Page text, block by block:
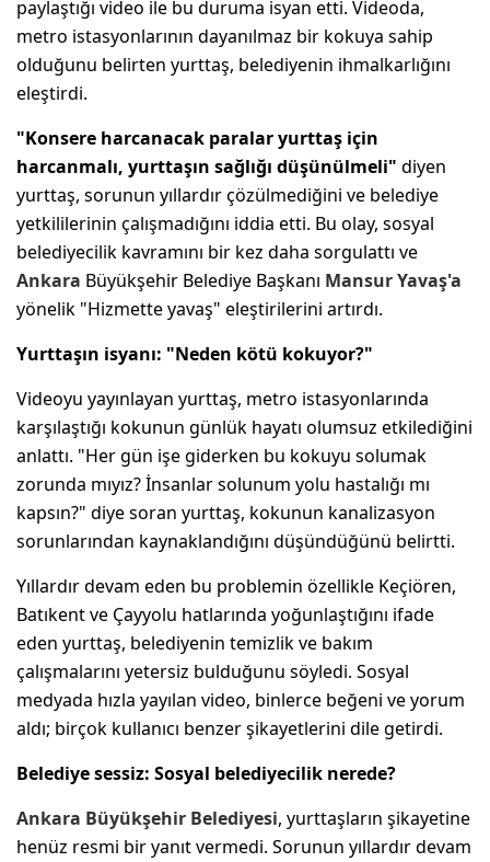
paylaştığı video ile bu duruma isyan etti. Videoda,
metro istasyonlarının dayanılmaz bir kokuya sahip
olduğunu belirten yurttaş, belediyenin ihmalkarlığını
eleştirdi.
"Konsere harcanacak paralar yurttaş için
harcanmalı, yurttaşın sağlığı düşünülmeli" diyen
yurttaş, sorunun yıllardır çözülmediğini ve belediye
yetkililerinin çalışmadığını iddia etti. Bu olay, sosyal
belediyecilik kavramını bir kez daha sorgulattı ve
Ankara Büyükşehir Belediye Başkanı Mansur Yavaş'a
yönelik "Hizmette yavaş" eleştirilerini artırdı.
Yurttaşın isyanı: "Neden kötü kokuyor?"
Videoyu yayınlayan yurttaş, metro istasyonlarında
karşılaştığı kokunun günlük hayatı olumsuz etkilediğini
anlattı. "Her gün işe giderken bu kokuyu solumak
zorunda mıyız? İnsanlar solunum yolu hastalığı mı
kapsın?" diye soran yurttaş, kokunun kanalizasyon
sorunlarından kaynaklandığını düşündüğünü belirtti.
Yıllardır devam eden bu problemin özellikle Keçiören,
Batıkent ve Çayyolu hatlarında yoğunlaştığını ifade
eden yurttaş, belediyenin temizlik ve bakım
çalışmalarını yetersiz bulduğunu söyledi. Sosyal
medyada hızla yayılan video, binlerce beğeni ve yorum
aldı; birçok kullanıcı benzer şikayetlerini dile getirdi.
Belediye sessiz: Sosyal belediyecilik nerede?
Ankara Büyükşehir Belediyesi, yurttaşların şikayetine
henüz resmi bir yanıt vermedi. Sorunun yıllardır devam